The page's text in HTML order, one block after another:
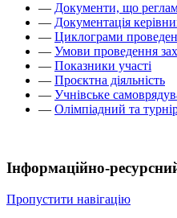
— Документи, що
— Документація
— Циклограми
— Умови проведення
— Показники участі
— Проєктна діяльність
— Учнівське
— Олімпіадний та
Інформаційно-
Пропустити навігацію